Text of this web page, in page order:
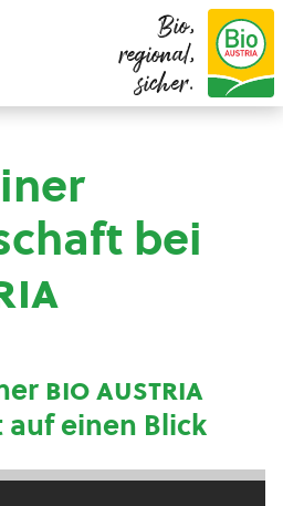
Bio,
regional,
sicher.
bei
bio austria
einen Blick